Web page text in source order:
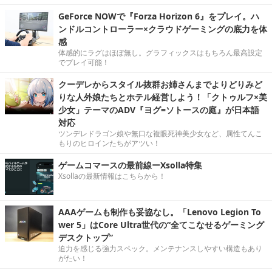
GeForce NOWで『Forza Horizon 6』をプレイ。ハ
ンドルコントローラー×クラウドゲーミングの底力を体
感
体感的にラグはほぼ無し。グラフィックスはもちろん最高設定
でプレイ可能！
クーデレからスタイル抜群お姉さんまでよりどりみど
りな人外娘たちとホテル経営しよう！「クトゥルフ×美
少女」テーマのADV『ヨグ=ソトースの庭』が日本語
対応
ツンデレドラゴン娘や無口な複眼死神美少女など、属性てんこ
もりのヒロインたちがアツい！
ゲームコマースの最前線ーXsolla特集
Xsollaの最新情報はこちらから！
AAAゲームも制作も妥協なし。「Lenovo Legion To
wer 5」はCore Ultra世代の“全てこなせるゲーミング
デスクトップ”
迫力を感じる強力スペック。メンテナンスしやすい構造もあり
がたい！